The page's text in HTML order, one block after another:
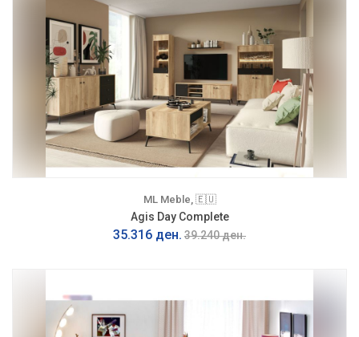
ML Meble, 🇪🇺
Agis Day Complete
35.316 ден. 39.240 ден.